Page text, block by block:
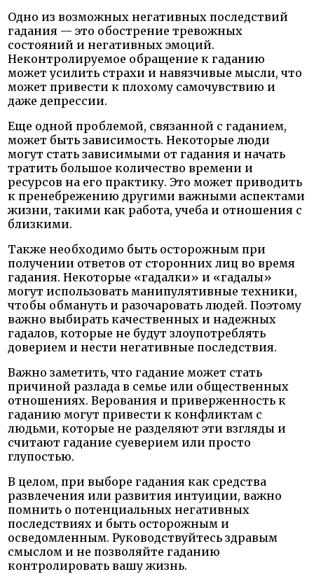
Одно из возможных негативных последствий
гадания — это обострение тревожных
состояний и негативных эмоций.
Неконтролируемое обращение к гаданию
может усилить страхи и навязчивые мысли, что
может привести к плохому самочувствию и
даже депрессии.
Еще одной проблемой, связанной с гаданием,
может быть зависимость. Некоторые люди
могут стать зависимыми от гадания и начать
тратить большое количество времени и
ресурсов на его практику. Это может приводить
к пренебрежению другими важными аспектами
жизни, такими как работа, учеба и отношения с
близкими.
Также необходимо быть осторожным при
получении ответов от сторонних лиц во время
гадания. Некоторые «гадалки» и «гадалы»
могут использовать манипулятивные техники,
чтобы обмануть и разочаровать людей. Поэтому
важно выбирать качественных и надежных
гадалов, которые не будут злоупотреблять
доверием и нести негативные последствия.
Важно заметить, что гадание может стать
причиной разлада в семье или общественных
отношениях. Верования и приверженность к
гаданию могут привести к конфликтам с
людьми, которые не разделяют эти взгляды и
считают гадание суеверием или просто
глупостью.
В целом, при выборе гадания как средства
развлечения или развития интуиции, важно
помнить о потенциальных негативных
последствиях и быть осторожным и
осведомленным. Руководствуйтесь здравым
смыслом и не позволяйте гаданию
контролировать вашу жизнь.